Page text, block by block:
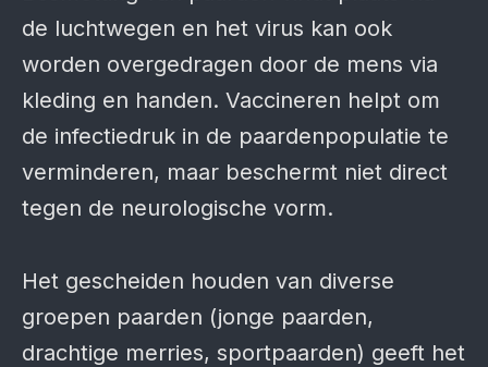
de luchtwegen en het virus kan ook
worden overgedragen door de mens via
kleding en handen. Vaccineren helpt om
de infectiedruk in de paardenpopulatie te
verminderen, maar beschermt niet direct
tegen de neurologische vorm.
Het gescheiden houden van diverse
groepen paarden (jonge paarden,
drachtige merries, sportpaarden) geeft het